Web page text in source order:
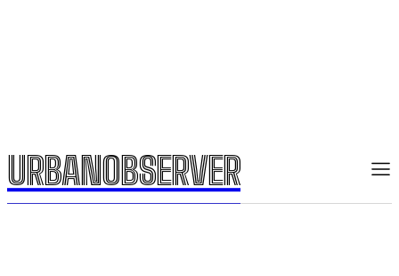
URBANOBSERVER
URBANOBSERVER